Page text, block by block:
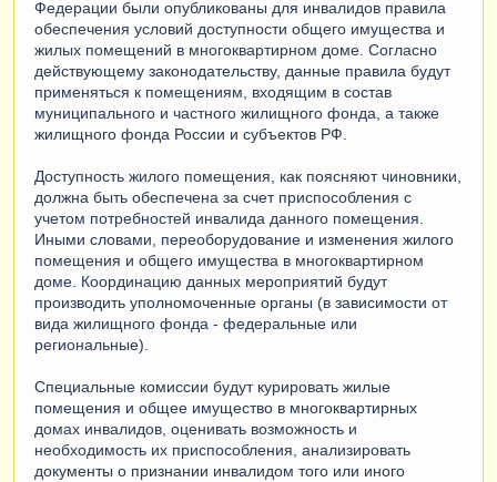
Федерации были опубликованы для инвалидов правила
обеспечения условий доступности общего имущества и
жилых помещений в многоквартирном доме. Согласно
действующему законодательству, данные правила будут
применяться к помещениям, входящим в состав
муниципального и частного жилищного фонда, а также
жилищного фонда России и субъектов РФ.
Доступность жилого помещения, как поясняют чиновники,
должна быть обеспечена за счет приспособления с
учетом потребностей инвалида данного помещения.
Иными словами, переоборудование и изменения жилого
помещения и общего имущества в многоквартирном
доме. Координацию данных мероприятий будут
производить уполномоченные органы (в зависимости от
вида жилищного фонда - федеральные или
региональные).
Специальные комиссии будут курировать жилые
помещения и общее имущество в многоквартирных
домах инвалидов, оценивать возможность и
необходимость их приспособления, анализировать
документы о признании инвалидом того или иного